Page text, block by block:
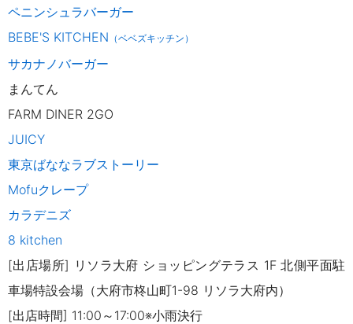
ペニンシュラバーガー
BEBE'S KITCHEN （ベベズキッチン）
サカナノバーガー
まんてん
FARM DINER 2GO
JUICY
東京ばななラブストーリー
Mofuクレープ
カラデニズ
8 kitchen
[出店場所] リソラ大府 ショッピングテラス 1F 北側平面駐
車場特設会場（大府市柊山町1-98 リソラ大府内）
[出店時間] 11:00～17:00※小雨決行